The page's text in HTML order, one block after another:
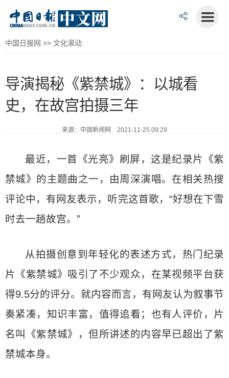
中国日报网 >> 文化滚动
导演揭秘《紫禁城》：以城看
史，在故宫拍摄三年
来源：中国新闻网 2021-11-25 09:29
最近，一首《光亮》刷屏，这是纪录片《紫
禁城》的主题曲之一，由周深演唱。在相关热搜
评论中，有网友表示，听完这首歌，“好想在下雪
时去一趟故宫。”
从拍摄创意到年轻化的表述方式，热门纪录
片《紫禁城》吸引了不少观众，在某视频平台获
得9.5分的评分。就内容而言，有网友认为叙事节
奏紧凑，知识丰富，值得追看；也有人评价，片
名叫《紫禁城》，但所讲述的内容早已超出了紫
禁城本身。